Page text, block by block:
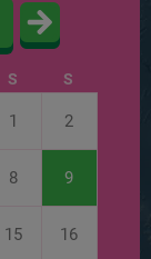
S S
1 2
8 9
15 16